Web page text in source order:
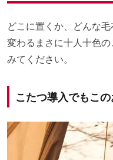
どこに置くか、どんな
変わるまさに十人十色
みてください。
こたつ導入でもこ